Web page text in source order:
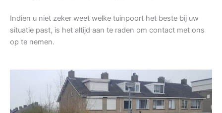
Indien u niet zeker weet welke tuinpoort het beste bij uw
situatie past, is het altijd aan te raden om contact met ons
op te nemen.